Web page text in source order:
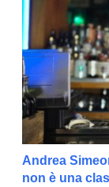
Andrea
non è una